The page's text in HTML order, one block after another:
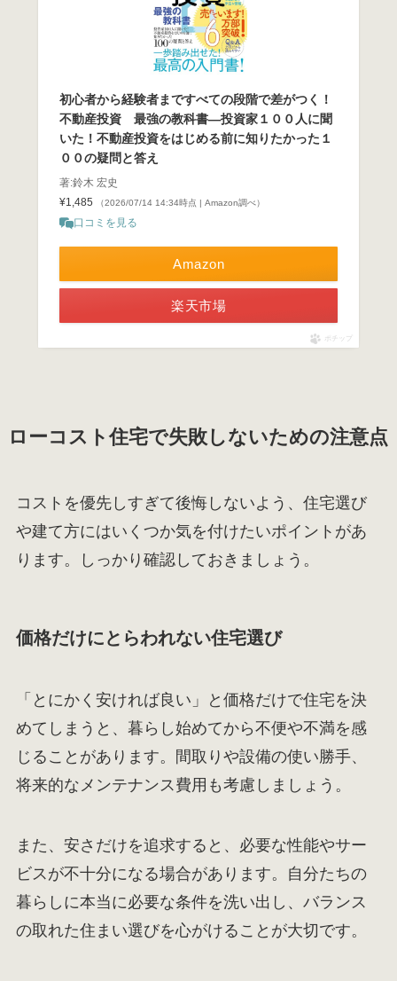
初心者から経験者まですべての段階で差がつく！
不動産投資 最強の教科書―投資家１００人に聞
いた！不動産投資をはじめる前に知りたかった１
００の疑問と答え
著:鈴木 宏史
¥1,485
（2026/07/14 14:34時点 | Amazon調べ）
口コミを見る
Amazon
楽天市場
ポチップ
ローコスト住宅で失敗しないための注意点
コストを優先しすぎて後悔しないよう、住宅選び
や建て方にはいくつか気を付けたいポイントがあ
ります。しっかり確認しておきましょう。
価格だけにとらわれない住宅選び
「とにかく安ければ良い」と価格だけで住宅を決
めてしまうと、暮らし始めてから不便や不満を感
じることがあります。間取りや設備の使い勝手、
将来的なメンテナンス費用も考慮しましょう。
また、安さだけを追求すると、必要な性能やサー
ビスが不十分になる場合があります。自分たちの
暮らしに本当に必要な条件を洗い出し、バランス
の取れた住まい選びを心がけることが大切です。